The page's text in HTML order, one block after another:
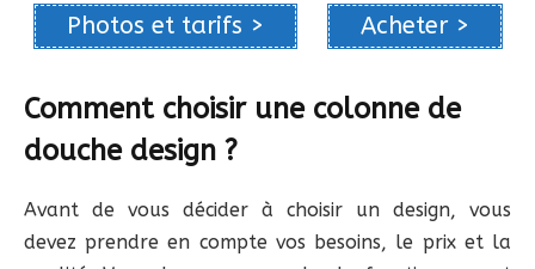
Photos et tarifs > Acheter >
Comment choisir une colonne de
douche design ?
Avant de vous décider à choisir un design, vous
devez prendre en compte vos besoins, le prix et la